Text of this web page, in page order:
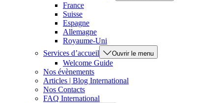
France
Suisse
Espagne
Allemagne
Royaume-Uni
Services d’accueil
Ouvrir le menu
Welcome Guide
Nos évènements
Articles | Blog International
Nos Contacts
FAQ International